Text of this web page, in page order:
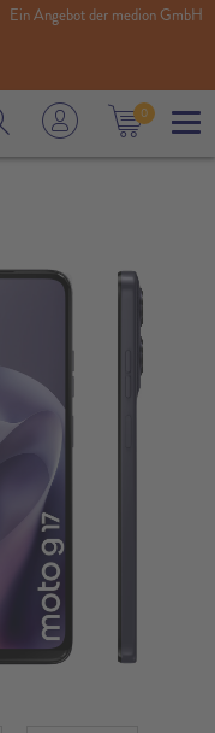
0
Ein Angebot der medion GmbH